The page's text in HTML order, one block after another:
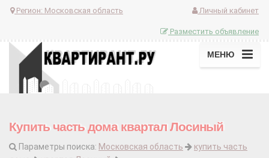
Регион: Московская область Личный кабинет
Разместить объявление
МЕНЮ
Купить часть дома квартал Лосиный
Параметры поиска: Московская область
купить часть